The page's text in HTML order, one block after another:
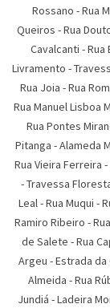
Rossano -Rua
Queiros -Rua
Cavalcanti -Rua
Livramento -
Rua Joia -Rua
Rua Manuel Lisboa
Rua Pontes
Pitanga -Alameda
Rua Vieira Ferreira -
-Travessa
Leal-Rua Muqui -
Ramiro Ribeiro -
de Salete -Rua
Argeu -Estrada da
Almeida -Rua
Jundiá -Ladeira